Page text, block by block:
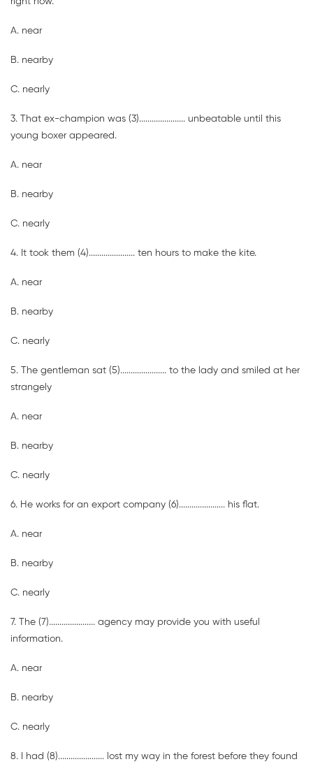
A. near
B. nearby
C. nearly
3. That ex-champion was (3)...................... unbeatable until this
young boxer appeared.
A. near
B. nearby
C. nearly
4. It took them (4)...................... ten hours to make the kite.
A. near
B. nearby
C. nearly
5. The gentleman sat (5)...................... to the lady and smiled at her
strangely
A. near
B. nearby
C. nearly
6. He works for an export company (6)...................... his flat.
A. near
B. nearby
C. nearly
7. The (7)...................... agency may provide you with useful
information.
A. near
B. nearby
C. nearly
8. I had (8)...................... lost my way in the forest before they found